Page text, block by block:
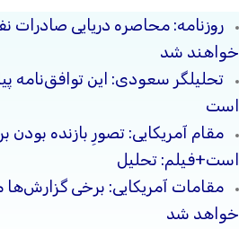
روزنامه: محاصره دریایی صادرات
خواهند شد
تحلیلگر سعودی: این توافق‌نامه
است
مقام آمریکایی: تصورِ بازنده
است+فیلم: تحلیل
مقامات آمریکایی: برخی
خواهد شد